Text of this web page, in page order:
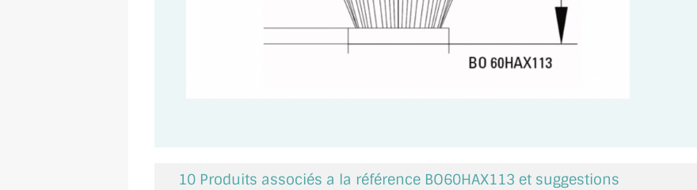
10 Produits associés a la référence BO60HAX113 et suggestions